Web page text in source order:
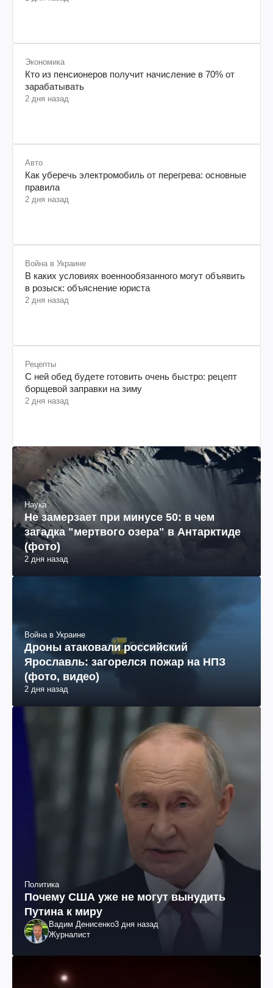
Экономика
Кто из пенсионеров получит начисление в 70% от
зарабатывать
2 дня назад
Авто
Как уберечь электромобиль от перегрева: основные
правила
2 дня назад
Война в Украине
В каких условиях военнообязанного могут объявить
в розыск: объяснение юриста
2 дня назад
Рецепты
С ней обед будете готовить очень быстро: рецепт
борщевой заправки на зиму
2 дня назад
Наука
Не замерзает при минусе 50: в чем
загадка "мертвого озера" в Антарктиде
(фото)
2 дня назад
Война в Украине
Дроны атаковали российский
Ярославль: загорелся пожар на НПЗ
(фото, видео)
2 дня назад
Политика
Почему США уже не могут вынудить
Путина к миру
Вадим Денисенко3 дня назад
Журналист